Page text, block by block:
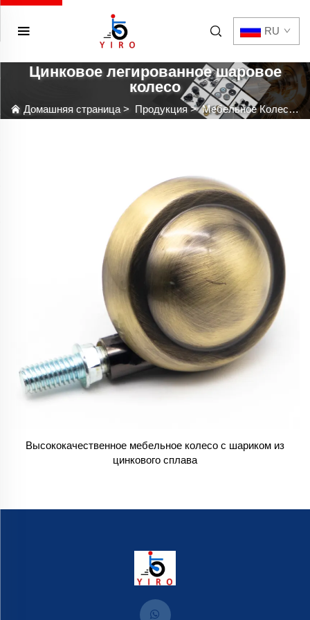
RU
Цинковое легированное шаровое
колесо
Домашняя страница > Продукция>Мебельное Колесо С Кастером
Высококачественное мебельное колесо с шариком из
цинкового сплава